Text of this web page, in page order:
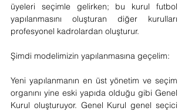
üyeleri seçimle gelirken; bu kurul futbol
yapılanmasını oluşturan diğer kurulları
profesyonel kadrolardan oluşturur.
Şimdi modelimizin yapılanmasına geçelim:
Yeni yapılanmanın en üst yönetim ve seçim
organını yine eski yapıda olduğu gibi Genel
Kurul oluşturuyor. Genel Kurul genel seçici